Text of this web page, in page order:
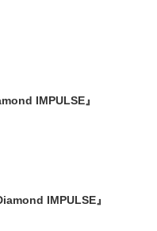
IMPULSE』
IMPULSE』